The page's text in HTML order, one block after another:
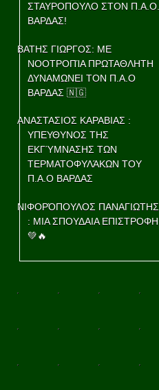
ΣΤΑΥΡΟΠΟΥΛΟ ΣΤΟΝ Π.Α.Ο.
ΒΑΡΔΑΣ!
ΒΑΤΗΣ ΓΙΩΡΓΟΣ: ΜΕ
ΝΟΟΤΡΟΠΊΑ ΠΡΩΤΑΘΛΗΤΗ
ΔΥΝΑΜΩΝΕΙ ΤΟΝ Π.Α.Ο
ΒΑΡΔΑΣ 🇳🇬
ΑΝΑΣΤΑΣΙΟΣ ΚΑΡΑΒΙΑΣ :
ΥΠΕΥΘΥΝΟΣ ΤΗΣ
ΕΚΓΎΜΝΑΣΗΣ ΤΩΝ
ΤΕΡΜΑΤΟΦΥΛΆΚΩΝ ΤΟΥ
Π.Α.Ο ΒΑΡΔΑΣ
ΝΙΦΟΡΌΠΟΥΛΟΣ ΠΑΝΑΓΙΩΤΗΣ
: ΜΙΑ ΣΠΟΥΔΑΙΑ ΕΠΙΣΤΡΟΦΗ
💚🔥